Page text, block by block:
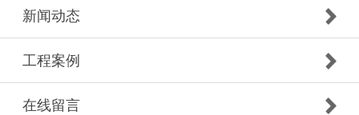
新闻动态
工程案例
在线留言